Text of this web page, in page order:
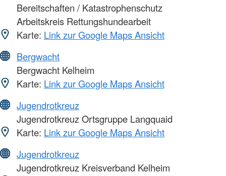
Bereitschaften / Katastrophenschutz
Arbeitskreis Rettungshundearbeit
Karte: Link zur Google Maps Ansicht
Bergwacht
Bergwacht Kelheim
Karte: Link zur Google Maps Ansicht
Jugendrotkreuz
Jugendrotkreuz Ortsgruppe Langquaid
Karte: Link zur Google Maps Ansicht
Jugendrotkreuz
Jugendrotkreuz Kreisverband Kelheim